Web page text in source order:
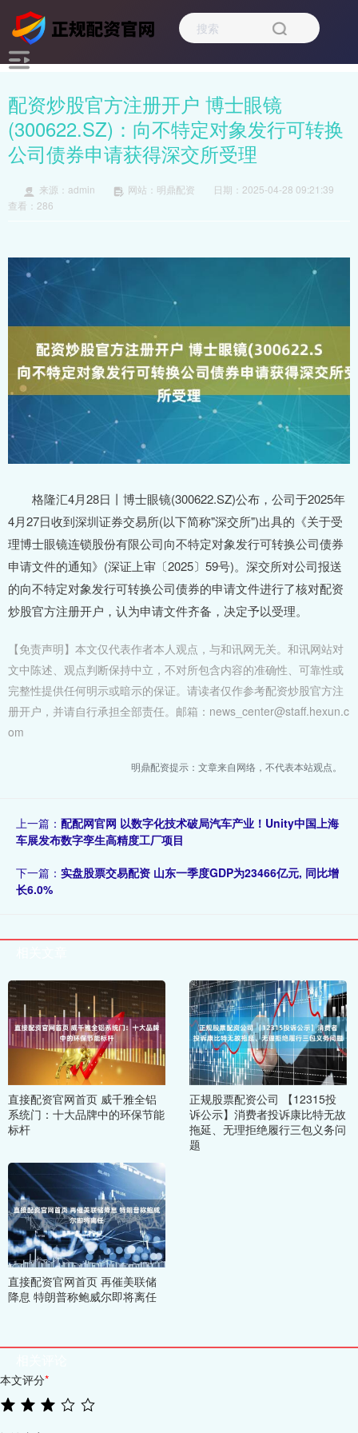
配资炒股官方注册开户 博士眼镜
(300622.SZ)：向不特定对象发行可转换
公司债券申请获得深交所受理
来源：admin 网站：明鼎配资
日期：2025-04-28 09:21:39
查看：286
格隆汇4月28日丨博士眼镜(300622.SZ)公布，公司于2025年
4月27日收到深圳证券交易所(以下简称"深交所")出具的《关于受
理博士眼镜连锁股份有限公司向不特定对象发行可转换公司债券
申请文件的通知》(深证上审〔2025〕59号)。深交所对公司报送
的向不特定对象发行可转换公司债券的申请文件进行了核对配资
炒股官方注册开户，认为申请文件齐备，决定予以受理。
【免责声明】本文仅代表作者本人观点，与和讯网无关。和讯网站对
文中陈述、观点判断保持中立，不对所包含内容的准确性、可靠性或
完整性提供任何明示或暗示的保证。请读者仅作参考配资炒股官方注
册开户，并请自行承担全部责任。邮箱：news_center@staff.hexun.c
om
明鼎配资提示：文章来自网络，不代表本站观点。
上一篇： 配配网官网 以数字化技术破局汽车产业！Unity中国上海
车展发布数字孪生高精度工厂项目
下一篇： 实盘股票交易配资 山东一季度GDP为23466亿元, 同比增
长6.0%
直接配资官网首页 威千雅全铝
系统门：十大品牌中的环保节能
标杆
正规股票配资公司 【12315投
诉公示】消费者投诉康比特无故
拖延、无理拒绝履行三包义务问
题
直接配资官网首页 再催美联储
降息 特朗普称鲍威尔即将离任
本文评分*